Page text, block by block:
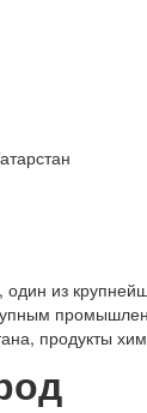
один из
продукты